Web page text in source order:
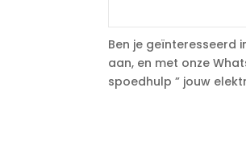
Ben je geïnteresseerd
aan, en met onze
spoedhulp ” jouw